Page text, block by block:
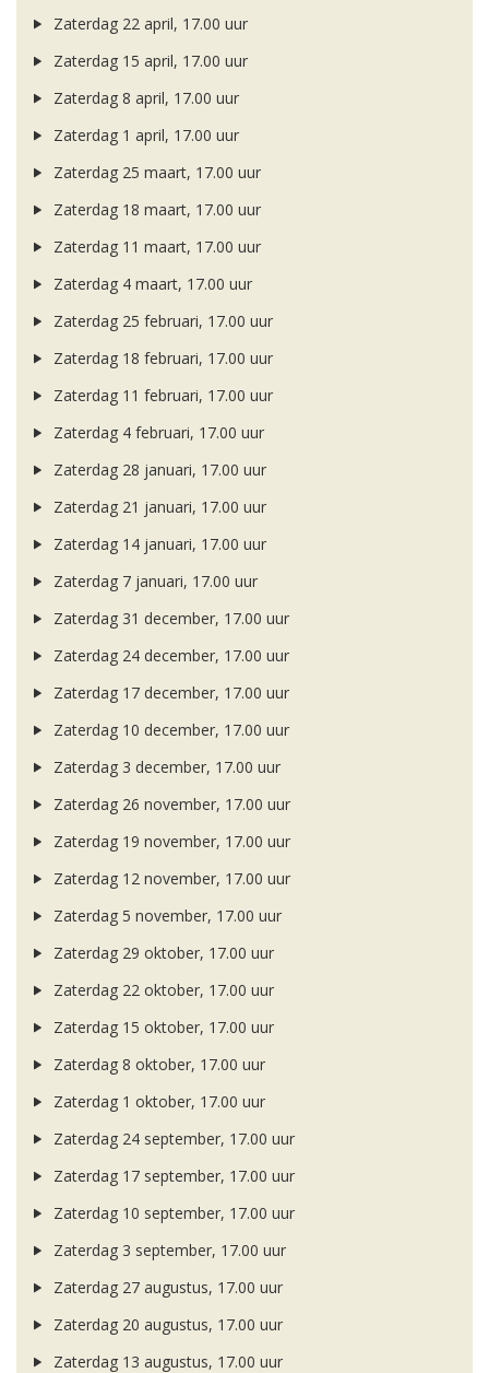
Zaterdag 22 april, 17.00 uur
Zaterdag 15 april, 17.00 uur
Zaterdag 8 april, 17.00 uur
Zaterdag 1 april, 17.00 uur
Zaterdag 25 maart, 17.00 uur
Zaterdag 18 maart, 17.00 uur
Zaterdag 11 maart, 17.00 uur
Zaterdag 4 maart, 17.00 uur
Zaterdag 25 februari, 17.00 uur
Zaterdag 18 februari, 17.00 uur
Zaterdag 11 februari, 17.00 uur
Zaterdag 4 februari, 17.00 uur
Zaterdag 28 januari, 17.00 uur
Zaterdag 21 januari, 17.00 uur
Zaterdag 14 januari, 17.00 uur
Zaterdag 7 januari, 17.00 uur
Zaterdag 31 december, 17.00 uur
Zaterdag 24 december, 17.00 uur
Zaterdag 17 december, 17.00 uur
Zaterdag 10 december, 17.00 uur
Zaterdag 3 december, 17.00 uur
Zaterdag 26 november, 17.00 uur
Zaterdag 19 november, 17.00 uur
Zaterdag 12 november, 17.00 uur
Zaterdag 5 november, 17.00 uur
Zaterdag 29 oktober, 17.00 uur
Zaterdag 22 oktober, 17.00 uur
Zaterdag 15 oktober, 17.00 uur
Zaterdag 8 oktober, 17.00 uur
Zaterdag 1 oktober, 17.00 uur
Zaterdag 24 september, 17.00 uur
Zaterdag 17 september, 17.00 uur
Zaterdag 10 september, 17.00 uur
Zaterdag 3 september, 17.00 uur
Zaterdag 27 augustus, 17.00 uur
Zaterdag 20 augustus, 17.00 uur
Zaterdag 13 augustus, 17.00 uur